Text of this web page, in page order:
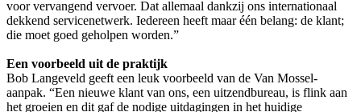
voor vervangend vervoer. Dat allemaal dankzij ons internationaal
dekkend servicenetwerk. Iedereen heeft maar één belang: de klant;
die moet goed geholpen worden.”
Een voorbeeld uit de praktijk
Bob Langeveld geeft een leuk voorbeeld van de Van Mossel-
aanpak. “Een nieuwe klant van ons, een uitzendbureau, is flink aan
het groeien en dit gaf de nodige uitdagingen in het huidige